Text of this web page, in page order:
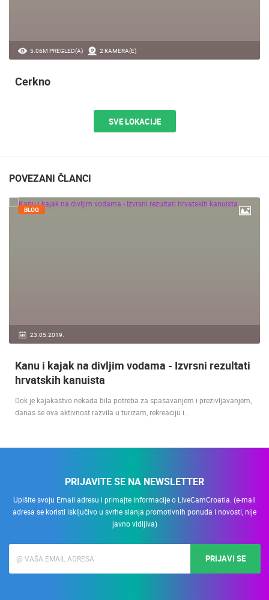
5.06M PREGLED(A) 2 KAMERA(E)
Cerkno
SVE LOKACIJE
POVEZANI ČLANCI
23.05.2019.
BLOG
Kanu i kajak na divljim vodama - Izvrsni rezultati
hrvatskih kanuista
Dok je kajakaštvo nekada bila potreba za spašavanjem i preživljavanjem,
danas se ova aktivnost razvila u turizam, rekreaciju i…
PRIJAVITE SE NA NEWSLETTER
Upišite svoju Email adresu i primajte informacije o LiveCamCroatia. (e-mail
adresa se koristi isključivo u svrhe slanja promotivnih ponuda i novosti, nije
javno vidljiva)
PRIJAVI SE